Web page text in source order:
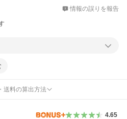
情報の誤りを報告
送料の算出方法
4.65